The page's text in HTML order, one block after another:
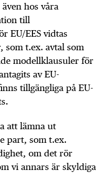
hos våra
till
EU/EES vidtas
som t.ex. avtal som
modellklausuler för
av EU-
tillgängliga på EU-
att lämna ut
part, som t.ex.
om det rör
vi annars är skyldiga